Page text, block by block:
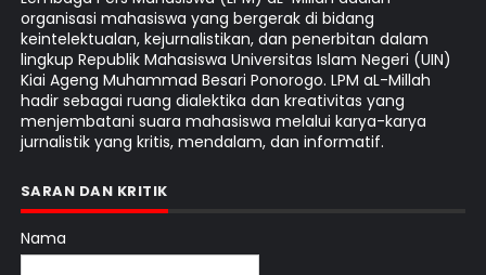
organisasi mahasiswa yang bergerak di bidang
keintelektualan, kejurnalistikan, dan penerbitan dalam
lingkup Republik Mahasiswa Universitas Islam Negeri (UIN)
Kiai Ageng Muhammad Besari Ponorogo. LPM aL-Millah
hadir sebagai ruang dialektika dan kreativitas yang
menjembatani suara mahasiswa melalui karya-karya
jurnalistik yang kritis, mendalam, dan informatif.
SARAN DAN KRITIK
Nama